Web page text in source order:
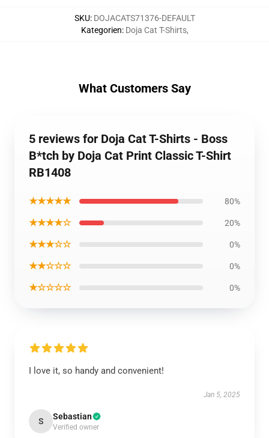
SKU: DOJACATS71376-DEFAULT
Kategorien: Doja Cat T-Shirts,
What Customers Say
5 reviews for Doja Cat T-Shirts - Boss
B*tch by Doja Cat Print Classic T-Shirt
RB1408
★★★★★ 80%
★★★★☆ 20%
★★★☆☆ 0%
★★☆☆☆ 0%
★☆☆☆☆ 0%
I love it, so handy and convenient!
Jan 5, 2025
S Sebastian
Verified owner